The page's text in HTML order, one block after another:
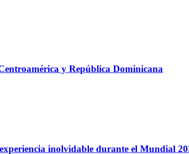
y República Dominicana
inolvidable durante el Mundial